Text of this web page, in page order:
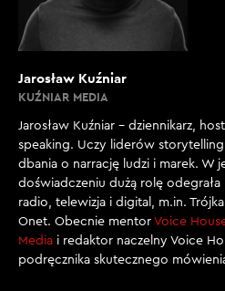
Jarosław Kuźniar
KUŹNIAR MEDIA
Jarosław Kuźniar – dziennikarz,
speaking. Uczy liderów
dbania o narrację ludzi i marek. W
doświadczeniu dużą rolę
radio, telewizja i digital, m.in.
Onet. Obecnie mentor Voice
Media i redaktor naczelny Voice
podręcznika skutecznego